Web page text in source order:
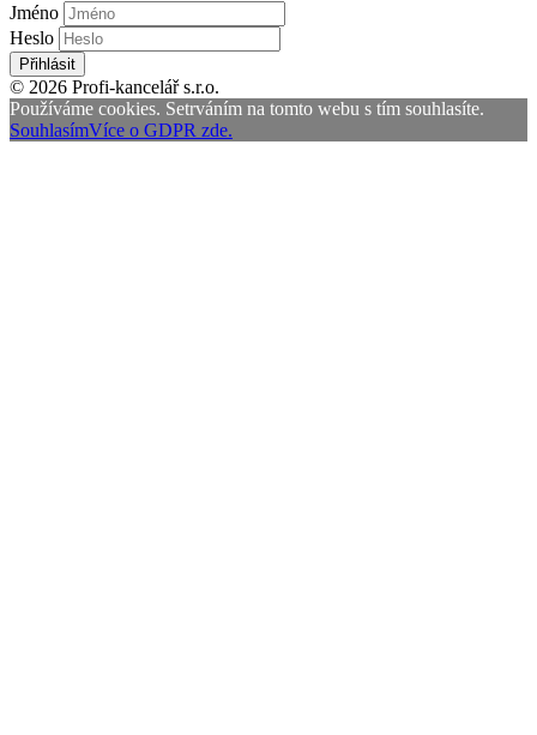
Jméno
Heslo
Přihlásit
© 2026 Profi-kancelář s.r.o.
Používáme cookies. Setrváním na tomto webu s tím souhlasíte.
SouhlasímVíce o GDPR zde.